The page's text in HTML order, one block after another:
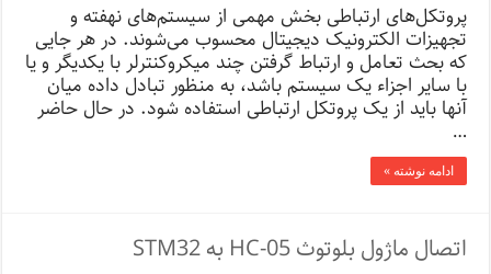
پروتکل‌های ارتباطی بخش مهمی از سیستم‌های نهفته و
تجهیزات الکترونیک دیجیتال محسوب می‌شوند. در هر جایی
که بحث تعامل و ارتباط گرفتن چند میکروکنترلر با یکدیگر و یا
با سایر اجزاء یک سیستم باشد، به منظور تبادل داده میان
آنها باید از یک پروتکل ارتباطی استفاده شود. در حال حاضر
…
ادامه نوشته »
اتصال ماژول بلوتوث HC-05 به STM32